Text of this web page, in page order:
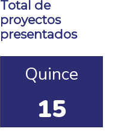
Total de
proyectos
presentados
Quince
15